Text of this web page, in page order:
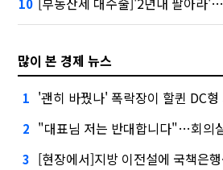
10
많이 본 경제 뉴스
1 '괜히 바꿨나' 폭락장이 할퀸 DC형 퇴
2 "대표님 저는 반대합니다"…회의실
3 [현장에서]지방 이전설에 국책은행·농협 '